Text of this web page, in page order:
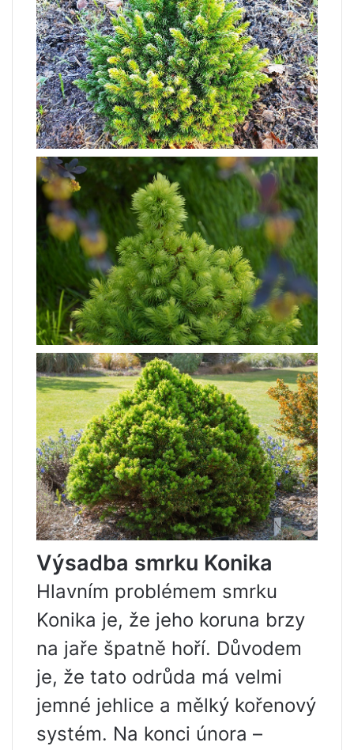
Výsadba smrku Konika
Hlavním problémem smrku
Konika je, že jeho koruna brzy
na jaře špatně hoří. Důvodem
je, že tato odrůda má velmi
jemné jehlice a mělký kořenový
systém. Na konci února –